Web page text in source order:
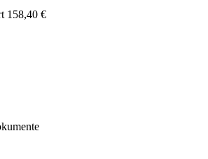
158,40 €